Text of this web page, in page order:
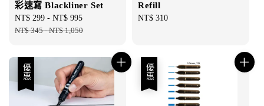
彩速寫 Blackliner Set
Sale
price
NT$ 299 - NT$ 995
NT$ 345-NT$ 1,050
Refill
Regular
NT$ 310
優惠 優惠